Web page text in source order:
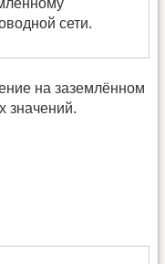
сети.
на заземлённом
значений.